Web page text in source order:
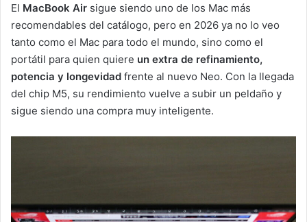
El MacBook Air sigue siendo uno de los Mac más
recomendables del catálogo, pero en 2026 ya no lo veo
tanto como el Mac para todo el mundo, sino como el
portátil para quien quiere un extra de refinamiento,
potencia y longevidad frente al nuevo Neo. Con la llegada
del chip M5, su rendimiento vuelve a subir un peldaño y
sigue siendo una compra muy inteligente.